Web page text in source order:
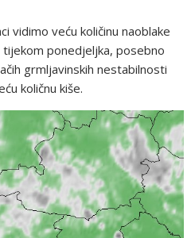
vidimo veću količinu naoblake
tijekom ponedjeljka, posebno
grmljavinskih nestabilnosti
količnu kiše.